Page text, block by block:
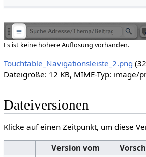
Es ist keine höhere Auflösung vorhanden.
Touchtable_Navigationsleiste_2.png
Dateigröße: 12 KB, MIME-Typ: image/
Dateiversionen
Klicke auf einen Zeitpunkt, um diese
Version vom